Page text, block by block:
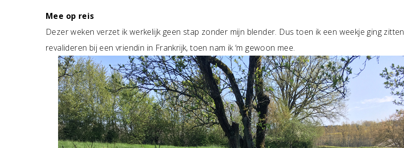
Mee op reis
Dezer weken verzet ik werkelijk geen stap zonder mijn blender. Dus toen ik een weekje ging zitten
revalideren bij een vriendin in Frankrijk, toen nam ik ‘m gewoon mee.